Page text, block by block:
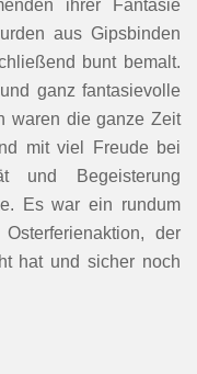
ihrer Fantasie
aus Gipsbinden
bunt bemalt.
ganz fantasievolle
waren die ganze Zeit
mit viel Freude bei
und Begeisterung
Es war ein rundum
der
hat und sicher noch